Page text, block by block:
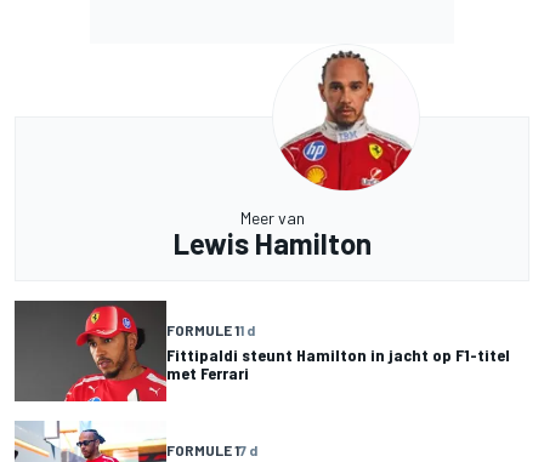
Meer van
Lewis Hamilton
FORMULE 11 d
Fittipaldi steunt Hamilton in jacht op F1-titel
met Ferrari
FORMULE 17 d